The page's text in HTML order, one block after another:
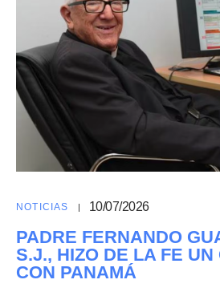
NOTICIAS 10/07/2026
PADRE FERNANDO
S.J., HIZO DE LA FE UN
CON PANAMÁ